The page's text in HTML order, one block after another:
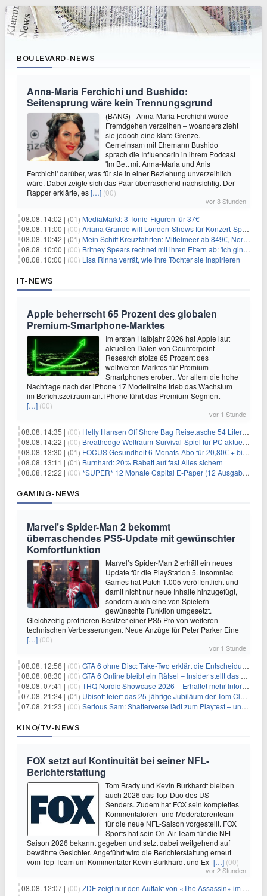
BOULEVARD-NEWS
Anna-Maria Ferchichi und Bushido:
Seitensprung wäre kein Trennungsgrund
(BANG) - Anna-Maria Ferchichi würde
Fremdgehen verzeihen – woanders zieht
sie jedoch eine klare Grenze.
Gemeinsam mit Ehemann Bushido
sprach die Influencerin in ihrem Podcast
'Im Bett mit Anna-Maria und Anis
Ferchichi' darüber, was für sie in einer Beziehung unverzeihlich
wäre. Dabei zeigte sich das Paar überraschend nachsichtig. Der
Rapper erklärte, es[…] (00)
vor 3 Stunden
08.08. 14:02 | (01) MediaMarkt: 3 Tonie-Figuren für 37€
08.08. 11:00 | (00) Ariana Grande will London-Shows für Konzert-Special filmen
08.08. 10:42 | (01) Mein Schiff Kreuzfahrten: Mittelmeer ab 849€, Norwegen ab 999€ p.P.
08.08. 10:00 | (00) Britney Spears rechnet mit ihren Eltern ab: 'Ich ging zwei Monate lang auf die Knie und weinte'
08.08. 10:00 | (00) Lisa Rinna verrät, wie ihre Töchter sie inspirieren
IT-NEWS
Apple beherrscht 65 Prozent des globalen
Premium-Smartphone-Marktes
Im ersten Halbjahr 2026 hat Apple laut
aktuellen Daten von Counterpoint
Research stolze 65 Prozent des
weltweiten Marktes für Premium-
Smartphones erobert. Vor allem die hohe
Nachfrage nach der iPhone 17 Modellreihe trieb das Wachstum
im Berichtszeitraum an. iPhone führt das Premium-Segment
[…] (00)
vor 1 Stunde
08.08. 14:35 | (00) Helly Hansen Off Shore Bag Reisetasche 54 Liter für 29,99€
08.08. 14:22 | (00) Breathedge Weltraum-Survival-Spiel für PC aktuell kostenlos bei Steam
08.08. 13:30 | (01) FOCUS Gesundheit 6-Monats-Abo für 20,80€ + bis zu 20€ Prämie
08.08. 13:11 | (01) Burnhard: 20% Rabatt auf fast Alles sichern
08.08. 12:22 | (00) *SUPER* 12 Monate Capital E-Paper (12 Ausgaben) für NUR 7€ (statt 80,04€)
GAMING-NEWS
Marvel’s Spider-Man 2 bekommt
überraschendes PS5-Update mit gewünschter
Komfortfunktion
Marvel’s Spider-Man 2 erhält ein neues
Update für die PlayStation 5. Insomniac
Games hat Patch 1.005 veröffentlicht und
damit nicht nur neue Inhalte hinzugefügt,
sondern auch eine von Spielern
gewünschte Funktion umgesetzt.
Gleichzeitig profitieren Besitzer einer PS5 Pro von weiteren
technischen Verbesserungen. Neue Anzüge für Peter Parker Eine
[…] (00)
vor 1 Stunde
08.08. 12:56 | (00) GTA 6 ohne Disc: Take-Two erklärt die Entscheidung für Download-Codes
08.08. 08:30 | (00) GTA 6 Online bleibt ein Rätsel – Insider stellt das neue Gerücht klar
08.08. 07:41 | (00) THQ Nordic Showcase 2026 – Erhaltet mehr Informationen
07.08. 21:24 | (01) Ubisoft feiert das 25-jährige Jubiläum der Tom Clancy’s Ghost Recon-Reihe
07.08. 21:23 | (00) Serious Sam: Shatterverse lädt zum Playtest – und erscheint schon bald!
KINO/TV-NEWS
FOX setzt auf Kontinuität bei seiner NFL-
Berichterstattung
Tom Brady und Kevin Burkhardt bleiben
auch 2026 das Top-Duo des US-
Senders. Zudem hat FOX sein komplettes
Kommentatoren- und Moderatorenteam
für die neue NFL-Saison vorgestellt. FOX
Sports hat sein On-Air-Team für die NFL-
Saison 2026 bekannt gegeben und setzt dabei weitgehend auf
bewährte Gesichter. Angeführt wird die Berichterstattung erneut
vom Top-Team um Kommentator Kevin Burkhardt und Ex-[…] (00)
vor 2 Stunden
08.08. 12:07 | (00) ZDF zeigt nur den Auftakt von «The Assassin» im Fernsehen